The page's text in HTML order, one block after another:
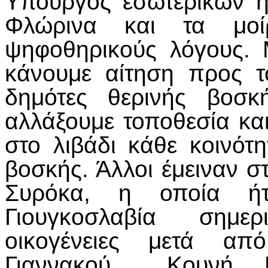
Φλώρινα και τα
ψηφοθηρικούς
κάνουμε αίτηση προς
δημότες θερινής
αλλάξουμε τοποθεσία
στο λιβάδι κάθε
βοσκής. Άλλοι έμειναν
Συρόκα, η οποία
Γιουγκοσλαβία
οικογένειες μετά